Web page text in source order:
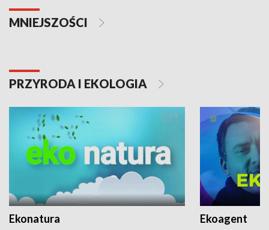
MNIEJSZOŚCI
PRZYRODA I EKOLOGIA
Ekonatura Ekoagent